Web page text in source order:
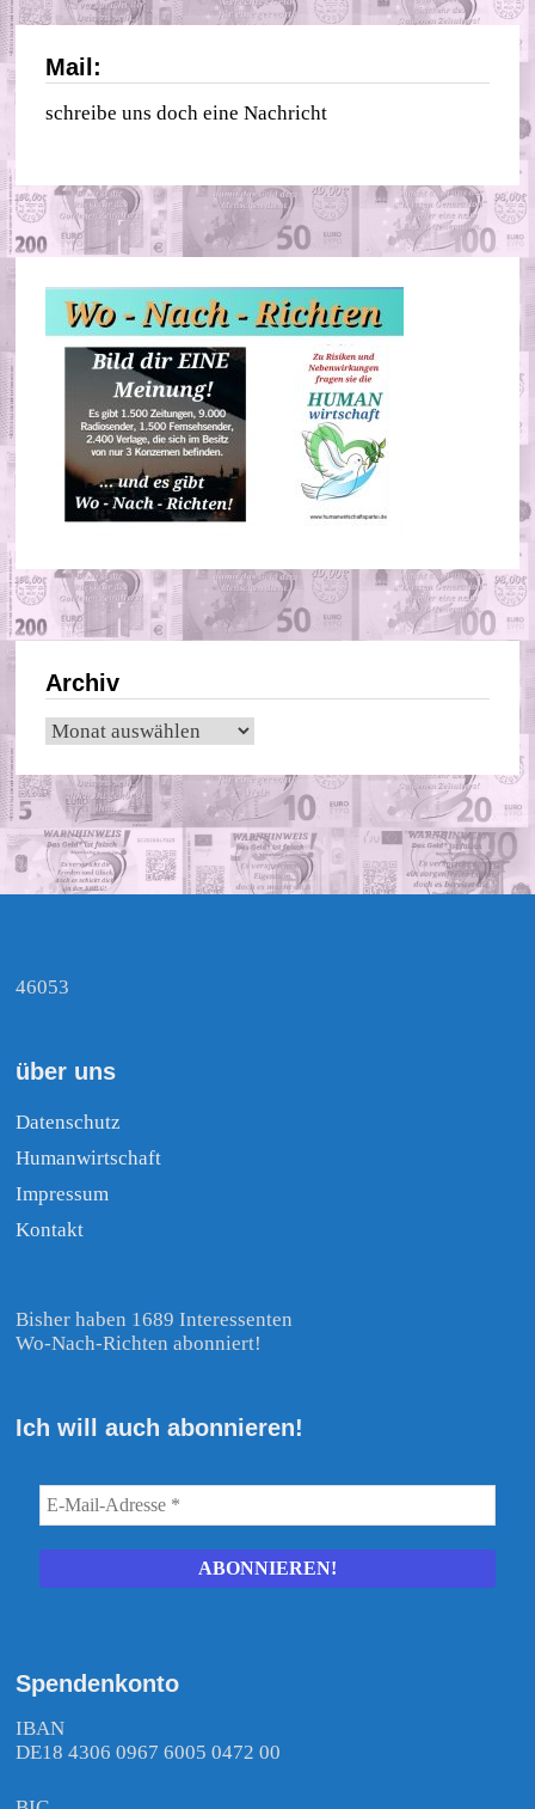
Mail:
schreibe uns doch eine Nachricht
Archiv
Archiv
46053
über uns
Datenschutz
Humanwirtschaft
Impressum
Kontakt
Bisher haben 1689 Interessenten
Wo-Nach-Richten abonniert!
Ich will auch abonnieren!
Spendenkonto
IBAN
DE18 4306 0967 6005 0472 00